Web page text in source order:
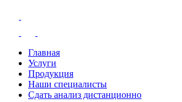
Главная
Услуги
Продукция
Наши специалисты
Сдать анализ дистанционно